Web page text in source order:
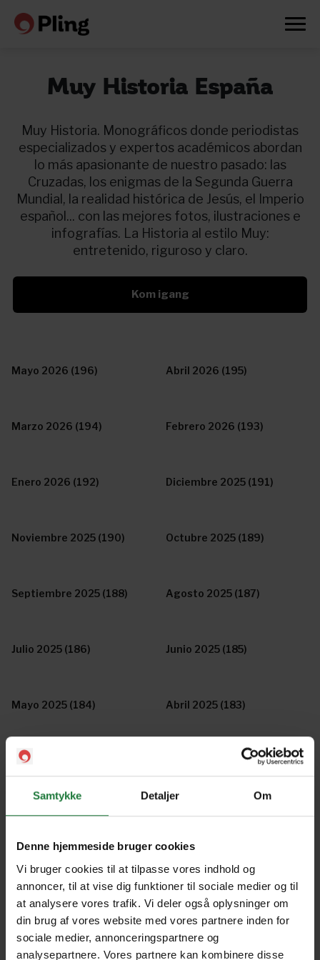
Samtykke Detaljer Om
Denne hjemmeside bruger cookies
Vi bruger cookies til at tilpasse vores indhold og
annoncer, til at vise dig funktioner til sociale medier og til
at analysere vores trafik. Vi deler også oplysninger om
din brug af vores website med vores partnere inden for
sociale medier, annonceringspartnere og
analysepartnere. Vores partnere kan kombinere disse
Prøv en måned gratis
Muy Historia España
Muy Historia. Monográficos donde periodistas
especializados y expertos académicos abordan
lo más apasionante de nuestro pasado: las
Cruzadas, los enigmas de la Segunda Guerra
Mundial, la realidad histórica de Jesús, el Imperio
español... con las mejores fotos, ilustraciones e
infografías. La Historia al estilo Muy:
entretenido, riguroso y claro.
Kom igang
Mayo 2026 (196) Abril 2026 (195)
Marzo 2026 (194) Febrero 2026 (193)
Enero 2026 (192) Diciembre 2025 (191)
Noviembre 2025 (190) Octubre 2025 (189)
Septiembre 2025 (188) Agosto 2025 (187)
Julio 2025 (186) Junio 2025 (185)
Mayo 2025 (184) Abril 2025 (183)
Marzo 2025 (182) Febrero 2025 (181)
Enero 2025 (180) Enero 2025
Diciembre 2024 Noviembre 2024
Octubre 2024 Septiembre 2024